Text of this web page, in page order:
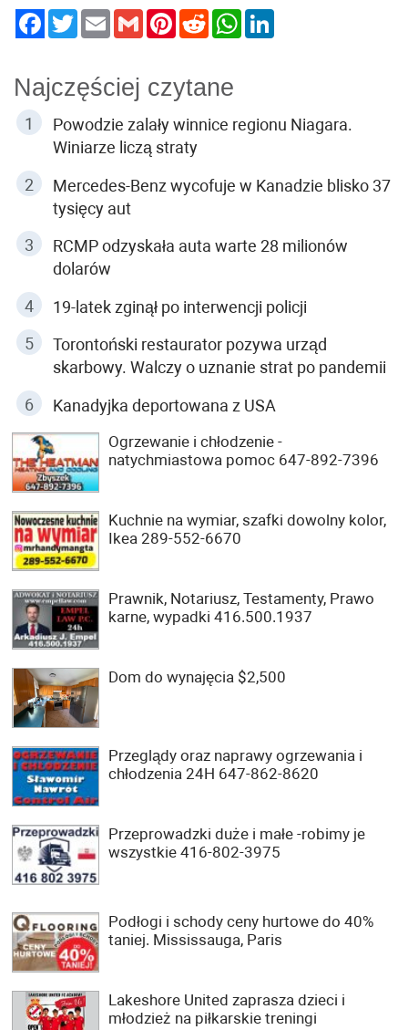
TwitterEmail Gmail PinterestReddit WhatsApp
Najczęściej czytane
Powodzie zalały winnice regionu Niagara.
Winiarze liczą straty
Mercedes-Benz wycofuje w Kanadzie blisko 37
tysięcy aut
RCMP odzyskała auta warte 28 milionów
dolarów
19-latek zginął po interwencji policji
Torontoński restaurator pozywa urząd
skarbowy. Walczy o uznanie strat po pandemii
Kanadyjka deportowana z USA
Ogrzewanie i chłodzenie -
natychmiastowa pomoc 647-892-7396
Kuchnie na wymiar, szafki dowolny kolor,
Ikea 289-552-6670
Prawnik, Notariusz, Testamenty, Prawo
karne, wypadki 416.500.1937
Dom do wynajęcia $2,500
Przeglądy oraz naprawy ogrzewania i
chłodzenia 24H 647-862-8620
Przeprowadzki duże i małe -robimy je
wszystkie 416-802-3975
Podłogi i schody ceny hurtowe do 40%
taniej. Mississauga, Paris
Lakeshore United zaprasza dzieci i
młodzież na piłkarskie treningi